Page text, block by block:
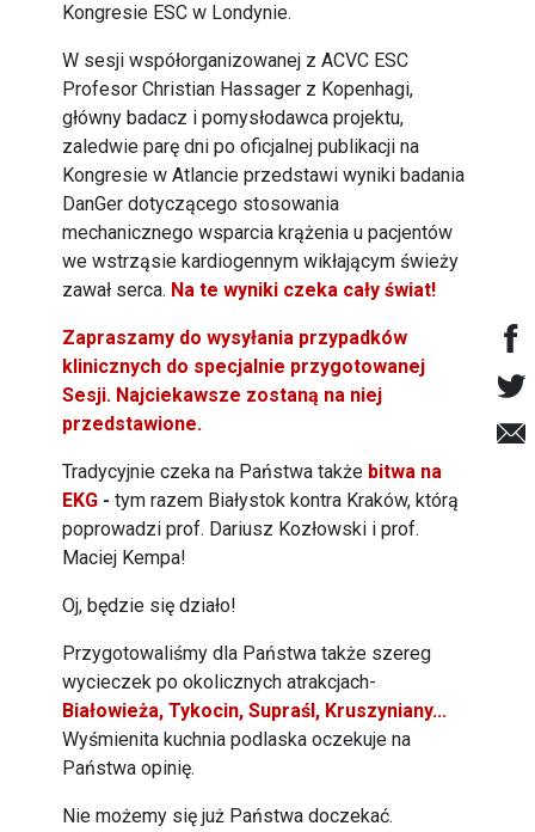
Kongresie ESC w Londynie.
W sesji współorganizowanej z ACVC ESC
Profesor Christian Hassager z Kopenhagi,
główny badacz i pomysłodawca projektu,
zaledwie parę dni po oficjalnej publikacji na
Kongresie w Atlancie przedstawi wyniki badania
DanGer dotyczącego stosowania
mechanicznego wsparcia krążenia u pacjentów
we wstrząsie kardiogennym wikłającym świeży
zawał serca. Na te wyniki czeka cały świat!
Zapraszamy do wysyłania przypadków
klinicznych do specjalnie przygotowanej
Sesji. Najciekawsze zostaną na niej
przedstawione.
Tradycyjnie czeka na Państwa także bitwa na
EKG - tym razem Białystok kontra Kraków, którą
poprowadzi prof. Dariusz Kozłowski i prof.
Maciej Kempa!
Oj, będzie się działo!
Przygotowaliśmy dla Państwa także szereg
wycieczek po okolicznych atrakcjach-
Białowieża, Tykocin, Supraśl, Kruszyniany...
Wyśmienita kuchnia podlaska oczekuje na
Państwa opinię.
Nie możemy się już Państwa doczekać.